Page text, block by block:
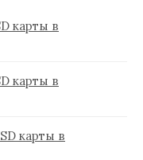
карты в
карты в
карты в